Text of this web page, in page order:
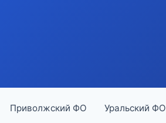
Приволжский ФО Уральский ФО